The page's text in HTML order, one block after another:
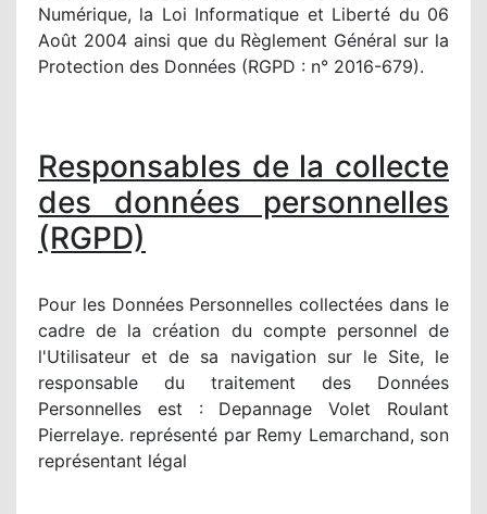
Numérique, la Loi Informatique et Liberté du 06
Août 2004 ainsi que du Règlement Général sur la
Protection des Données (RGPD : n° 2016-679).
Responsables de la collecte
des données personnelles
(RGPD)
Pour les Données Personnelles collectées dans le
cadre de la création du compte personnel de
l'Utilisateur et de sa navigation sur le Site, le
responsable du traitement des Données
Personnelles est : Depannage Volet Roulant
Pierrelaye. représenté par Remy Lemarchand, son
représentant légal